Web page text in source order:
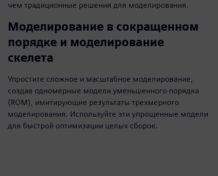
чем традиционные решения для моделирования.
Моделирование в сокращенном
порядке и моделирование
скелета
Упростите сложное и масштабное моделирование,
создав одномерные модели уменьшенного порядка
(ROM), имитирующие результаты трехмерного
моделирования. Используйте эти упрощенные модели
для быстрой оптимизации целых сборок.